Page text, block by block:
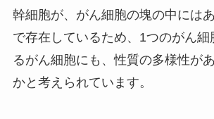
幹細胞が、がん細胞の塊の中には
で存在しているため、1つのがん細
るがん細胞にも、性質の多様性が
かと考えられています。